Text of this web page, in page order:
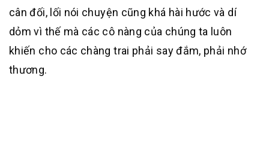
cân đối, lối nói chuyện cũng khá hài hước và dí
dỏm vì thế mà các cô nàng của chúng ta luôn
khiến cho các chàng trai phải say đắm, phải nhớ
thương.